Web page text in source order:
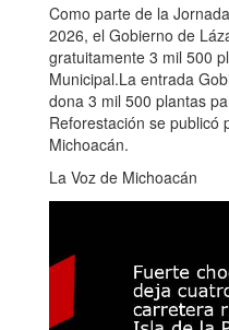
Como parte de la
2026, el Gobierno de
gratuitamente 3 mil 500
Municipal.La entrada
dona 3 mil 500 plantas
Reforestación se publicó
Michoacán.
La Voz de Michoacán